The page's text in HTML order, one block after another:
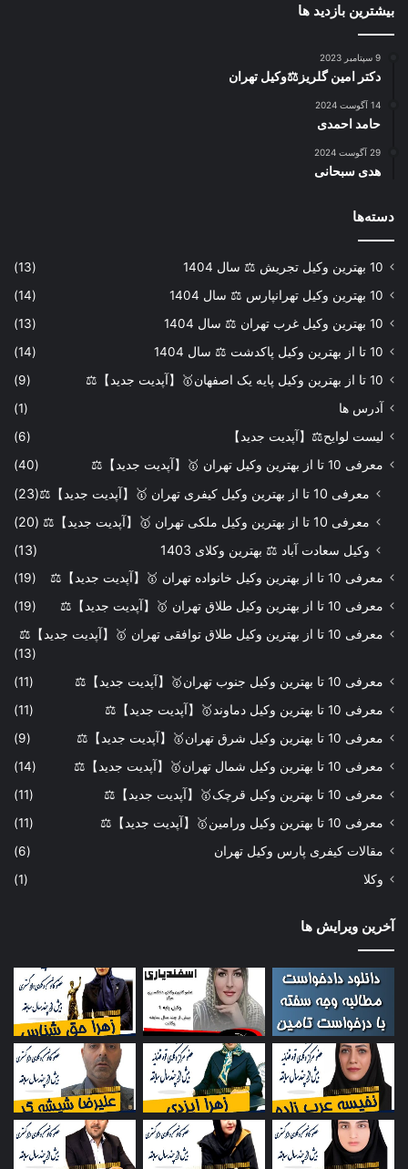
بیشترین بازدید ها
9 سپتامبر 2023
دکتر امین گلریز⚖️وکیل تهران
14 آگوست 2024
حامد احمدی
29 آگوست 2024
هدی سبحانی
دسته‌ها
10 بهترین وکیل تجریش ⚖️ سال 1404
(13)
10 بهترین وکیل تهرانپارس ⚖️ سال 1404
(14)
10 بهترین وکیل غرب تهران ⚖️ سال 1404
(13)
10 تا از بهترین وکیل پاکدشت ⚖️ سال 1404
(14)
10 تا از بهترین وکیل پایه یک اصفهان🥇【آپدیت جدید】⚖️
(9)
آدرس ها
(1)
لیست لوایح⚖️【آپدیت جدید】
(6)
معرفی 10 تا از بهترین وکیل تهران 🥇【آپدیت جدید】⚖️
(40)
معرفی 10 تا از بهترین وکیل کیفری تهران 🥇【آپدیت جدید】⚖️
(23)
معرفی 10 تا از بهترین وکیل ملکی تهران 🥇【آپدیت جدید】⚖️
(20)
وکیل سعادت آباد ⚖️ بهترین وکلای 1403
(13)
معرفی 10 تا از بهترین وکیل خانواده تهران 🥇【آپدیت جدید】⚖️
(19)
معرفی 10 تا از بهترین وکیل طلاق تهران 🥇【آپدیت جدید】⚖️
(19)
معرفی 10 تا از بهترین وکیل طلاق توافقی تهران 🥇【آپدیت جدید】⚖️
(13)
معرفی 10 تا بهترین وکیل جنوب تهران🥇【آپدیت جدید】⚖️
(11)
معرفی 10 تا بهترین وکیل دماوند🥇【آپدیت جدید】⚖️
(11)
معرفی 10 تا بهترین وکیل شرق تهران🥇【آپدیت جدید】⚖️
(9)
معرفی 10 تا بهترین وکیل شمال تهران🥇【آپدیت جدید】⚖️
(14)
معرفی 10 تا بهترین وکیل قرچک🥇【آپدیت جدید】⚖️
(11)
معرفی 10 تا بهترین وکیل ورامین🥇【آپدیت جدید】⚖️
(11)
مقالات کیفری پارس وکیل تهران
(6)
وکلا
(1)
آخرین ویرایش ها